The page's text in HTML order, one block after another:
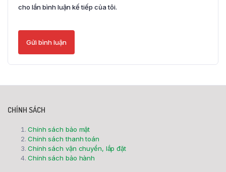
cho lần bình luận kế tiếp của tôi.
CHÍNH SÁCH
Chính sách bảo mật
Chính sách thanh toán
Chính sách vận chuyển, lắp đặt
Chính sách bảo hành